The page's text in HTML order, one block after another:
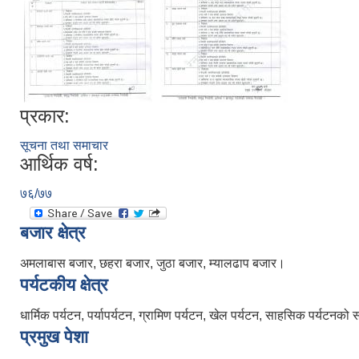
प्रकार:
सूचना तथा समाचार
आर्थिक वर्ष:
७६/७७
बजार क्षेत्र
अमलाबास बजार, छहरा बजार, जुठा बजार, म्यालढाप बजार।
पर्यटकीय क्षेत्र
धार्मिक पर्यटन, पर्यापर्यटन, ग्रामिण पर्यटन, खेल पर्यटन, साहसिक पर्यटनको
प्रमुख पेशा